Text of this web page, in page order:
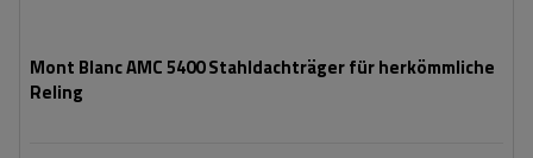
Mont Blanc AMC 5400 Stahldachträger für herkömmliche
Reling